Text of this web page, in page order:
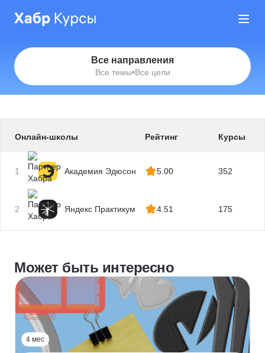
Все направления
Все темы•Все цели
Онлайн-школы Рейтинг Курсы
1 Академия Эдюсон 5.00 352
2 Яндекс Практикум 4.51 175
Может быть интересно
4 мес